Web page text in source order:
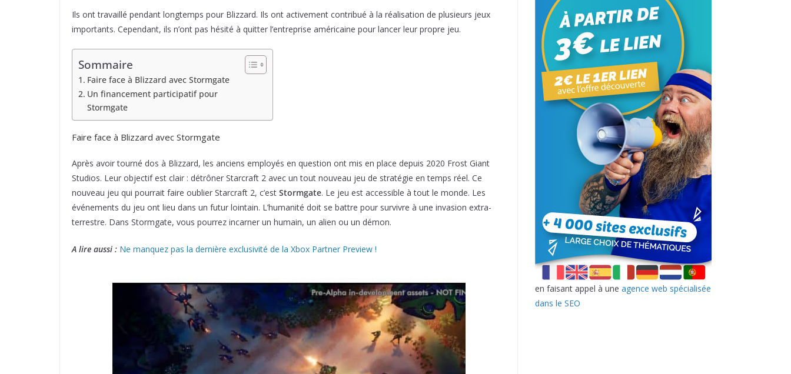
Ils ont travaillé pendant longtemps pour Blizzard. Ils ont activement contribué à la réalisation de plusieurs jeux
importants. Cependant, ils n’ont pas hésité à quitter l’entreprise américaine pour lancer leur propre jeu.
Sommaire
Faire face à Blizzard avec Stormgate
Un financement participatif pour
Stormgate
Faire face à Blizzard avec Stormgate
Après avoir tourné dos à Blizzard, les anciens employés en question ont mis en place depuis 2020 Frost Giant
Studios. Leur objectif est clair : détrôner Starcraft 2 avec un tout nouveau jeu de stratégie en temps réel. Ce
nouveau jeu qui pourrait faire oublier Starcraft 2, c’est Stormgate. Le jeu est accessible à tout le monde. Les
événements du jeu ont lieu dans un futur lointain. L’humanité doit se battre pour survivre à une invasion extra-
terrestre. Dans Stormgate, vous pourrez incarner un humain, un alien ou un démon.
A lire aussi : Ne manquez pas la dernière exclusivité de la Xbox Partner Preview !
en faisant appel à une agence web spécialisée
dans le SEO